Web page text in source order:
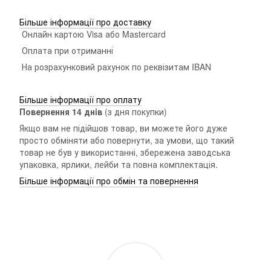
Більше інформації про доставку
Онлайн картою Visa або Mastercard
Оплата при отриманні
На розрахунковий рахунок по реквізитам IBAN
Більше інформації про оплату
Повернення 14 днiв (з дня покупки)
Якщо вам не підійшов товар, ви можете його дуже
просто обміняти або повернути, за умови, що такий
товар не був у використанні, збережена заводська
упаковка, ярлики, лейби та повна комплектація.
Більше інформації про обмін та повернення